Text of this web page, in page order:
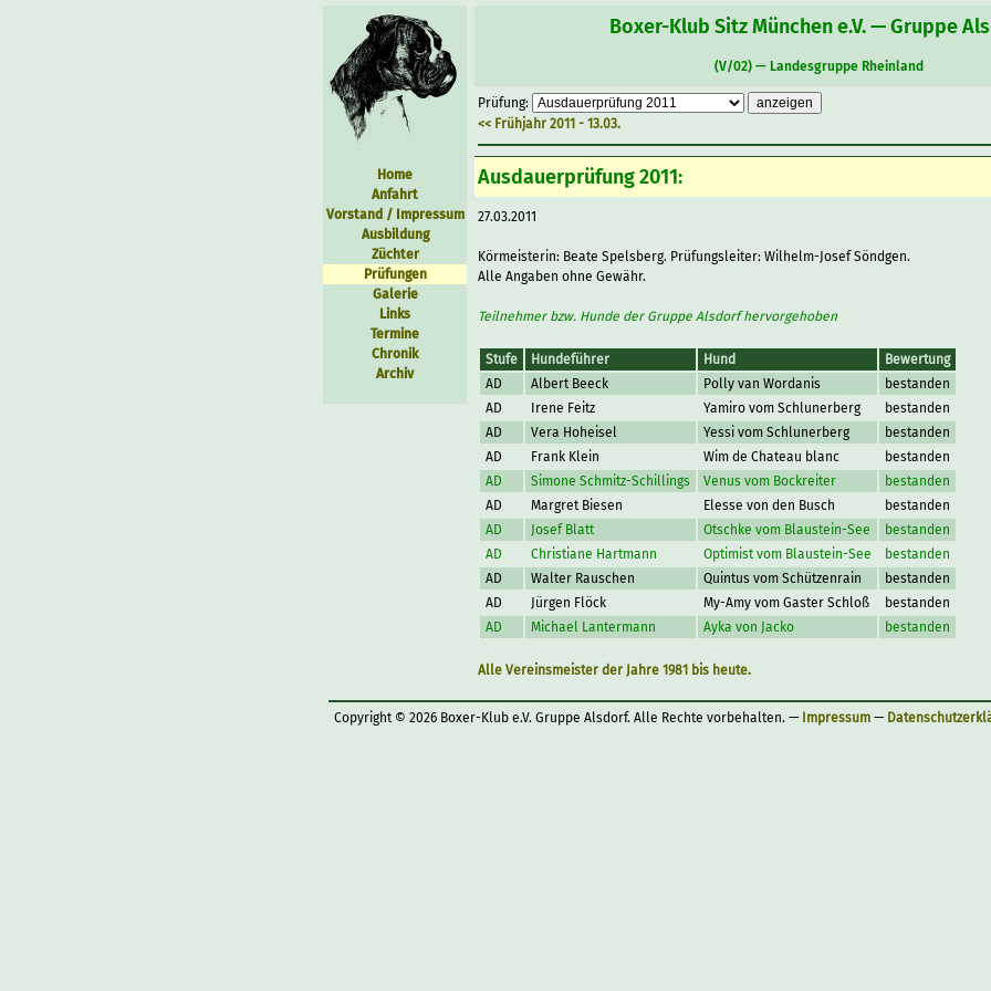
Home
Anfahrt
Vorstand / Impressum
Ausbildung
Züchter
Prüfungen
Galerie
Links
Termine
Chronik
Archiv
Boxer-Klub Sitz München e.V. — Gruppe
(V/02) — Landesgruppe Rheinland
Prüfung:
<< Frühjahr 2011 - 13.03.
Ausdauerprüfung 2011:
27.03.2011
Körmeisterin: Beate Spelsberg. Prüfungsleiter: Wilhelm-Josef Söndgen.
Alle Angaben ohne Gewähr.
Teilnehmer bzw. Hunde der Gruppe Alsdorf hervorgehoben
Stufe Hundeführer Hund
Bewertung
AD
Albert Beeck Polly van Wordanis
bestanden
AD
Irene Feitz Yamiro vom Schlunerberg
bestanden
AD
Vera Hoheisel Yessi vom Schlunerberg
bestanden
AD
Frank Klein Wim de Chateau blanc
bestanden
AD
Simone Schmitz-Schillings Venus vom Bockreiter
bestanden
AD
Margret Biesen Elesse von den Busch
bestanden
AD
Josef Blatt Otschke vom Blaustein-See
bestanden
AD
Christiane Hartmann Optimist vom Blaustein-See
bestanden
AD
Walter Rauschen Quintus vom Schützenrain
bestanden
AD
Jürgen Flöck My-Amy vom Gaster Schloß
bestanden
AD
Michael Lantermann Ayka von Jacko bestanden
Alle Vereinsmeister der Jahre 1981 bis heute.
Copyright © 2026 Boxer-Klub e.V. Gruppe Alsdorf. Alle Rechte vorbehalten. — Impressum —